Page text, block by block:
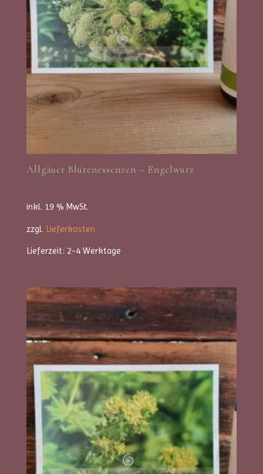
Allgäuer Blütenessenzen – Engelwurz
17,95 €
inkl. 19 % MwSt.
zzgl. Lieferkosten
Lieferzeit: 2-4 Werktage